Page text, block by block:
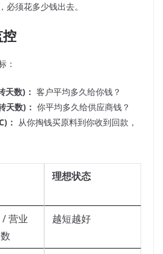
必须花多少钱出去。
：
天数)： 客户平均多久给你钱？
天数)： 你平均多久给供应商钱？
： 从你掏钱买原料到你收到回款，
理想状态
营业
越短越好